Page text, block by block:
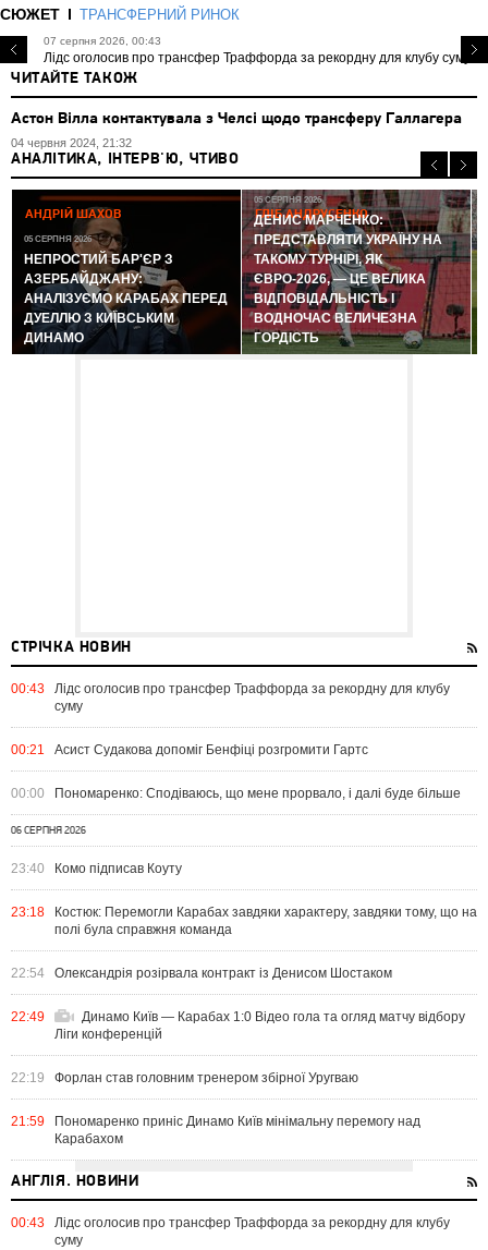
СЮЖЕТ ТРАНСФЕРНИЙ РИНОК
07 серпня 2026, 00:43
Лідс оголосив про трансфер Траффорда за рекордну для клубу суму
ЧИТАЙТЕ ТАКОЖ
Астон Вілла контактувала з Челсі щодо трансферу Галлагера
04 червня 2024, 21:32
АНАЛІТИКА, ІНТЕРВ'Ю, ЧТИВО
АНДРІЙ ШАХОВ
05 СЕРПНЯ 2026
НЕПРОСТИЙ БАР'ЄР З
АЗЕРБАЙДЖАНУ:
АНАЛІЗУЄМО КАРАБАХ ПЕРЕД
ДУЕЛЛЮ З КИЇВСЬКИМ
ДИНАМО
ГЛІБ АНДРУСЕНКО
05 СЕРПНЯ 2026
ДЕНИС МАРЧЕНКО:
ПРЕДСТАВЛЯТИ УКРАЇНУ НА
ТАКОМУ ТУРНІРІ, ЯК
ЄВРО-2026, — ЦЕ ВЕЛИКА
ВІДПОВІДАЛЬНІСТЬ І
ВОДНОЧАС ВЕЛИЧЕЗНА
ГОРДІСТЬ
СТРІЧКА НОВИН
00:43
Лідс оголосив про трансфер Траффорда за рекордну для клубу
суму
00:21 Асист Судакова допоміг Бенфіці розгромити Гартс
00:00 Пономаренко: Сподіваюсь, що мене прорвало, і далі буде більше
06 СЕРПНЯ 2026
23:40 Комо підписав Коуту
23:18
Костюк: Перемогли Карабах завдяки характеру, завдяки тому, що на
полі була справжня команда
22:54 Олександрія розірвала контракт із Денисом Шостаком
22:49
Динамо Київ — Карабах 1:0 Відео гола та огляд матчу відбору
Ліги конференцій
22:19 Форлан став головним тренером збірної Уругваю
21:59
Пономаренко приніс Динамо Київ мінімальну перемогу над
Карабахом
АНГЛІЯ. НОВИНИ
00:43
Лідс оголосив про трансфер Траффорда за рекордну для клубу
суму